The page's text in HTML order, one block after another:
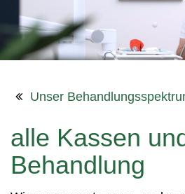
Unser
alle Kassen
Behandlung